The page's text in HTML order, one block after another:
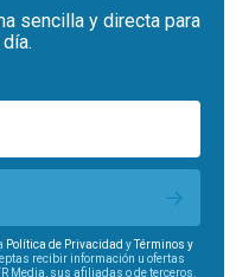
sencilla y directa para
Política de Privacidad yTérminos y
recibir información u ofertas
Media, sus afiliadas o de terceros.